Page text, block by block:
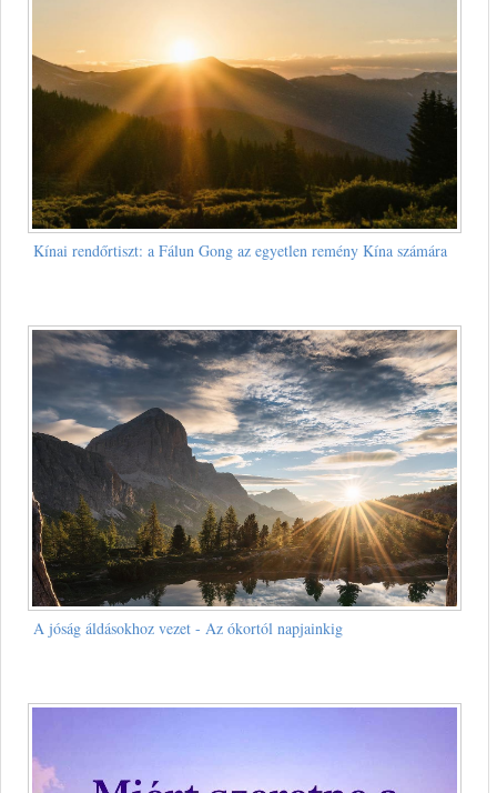
Kínai rendőrtiszt: a Fálun Gong az egyetlen remény Kína számára
A jóság áldásokhoz vezet - Az ókortól napjainkig